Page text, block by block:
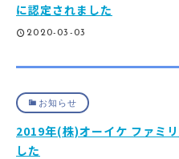
に認定されました
2020-03-03
お知らせ
2019年(株)オーイケ ファミ
した